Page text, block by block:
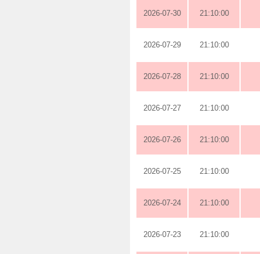
2026-07-30 21:10:00
2026-07-29 21:10:00
2026-07-28 21:10:00
2026-07-27 21:10:00
2026-07-26 21:10:00
2026-07-25 21:10:00
2026-07-24 21:10:00
2026-07-23 21:10:00